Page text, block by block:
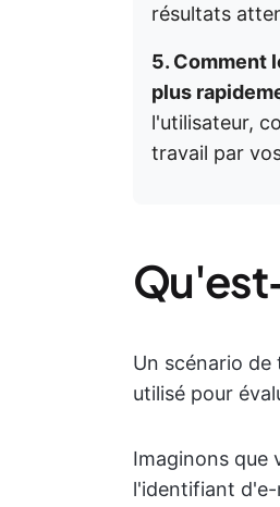
résultats
5. Comment
plus
l'utilisateur,
travail par
Un scénario
utilisé pour
Imaginons que
l'identifiant d'e-